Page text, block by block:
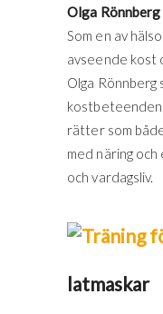
Olga Rönnberg
Som en av
avseende kost
Olga
rätter som
med näring
och vardagsliv.
latmaskar